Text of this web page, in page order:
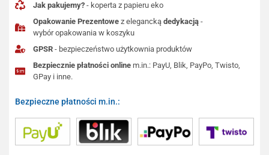
Jak pakujemy? - koperta z papieru eko
Opakowanie Prezentowe z eleganckądedykacją -
wybór opakowania w koszyku
GPSR - bezpieczeństwo użytkownia produktów
Bezpiecznie płatności online m.in.: PayU, Blik, PayPo, Twisto,
GPay i inne.
Bezpieczne płatności m.in.: